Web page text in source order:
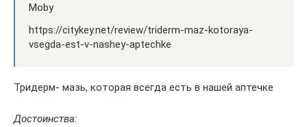
Moby
https://citykey.net/review/triderm-maz-kotoraya-
vsegda-est-v-nashey-aptechke
Тридерм- мазь, которая всегда есть в нашей аптечке
Достоинства: